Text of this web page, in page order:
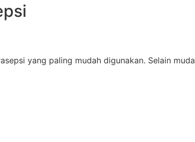
yang paling mudah digunakan. Selain